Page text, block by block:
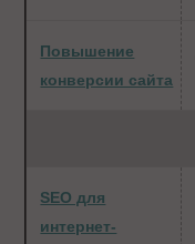
Повышение
конверсии сайта
SEO для
интернет-